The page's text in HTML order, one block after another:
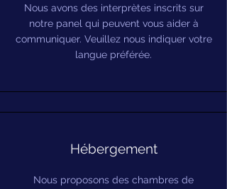
Nous avons des interprètes inscrits sur
notre panel qui peuvent vous aider à
communiquer. Veuillez nous indiquer votre
langue préférée.
Hébergement
Nous proposons des chambres de